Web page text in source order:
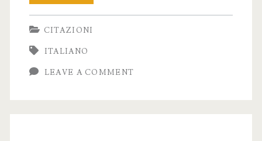
Sagge
per
Iniziare
il
CITAZIONI
ITALIANO
LEAVE A COMMENT